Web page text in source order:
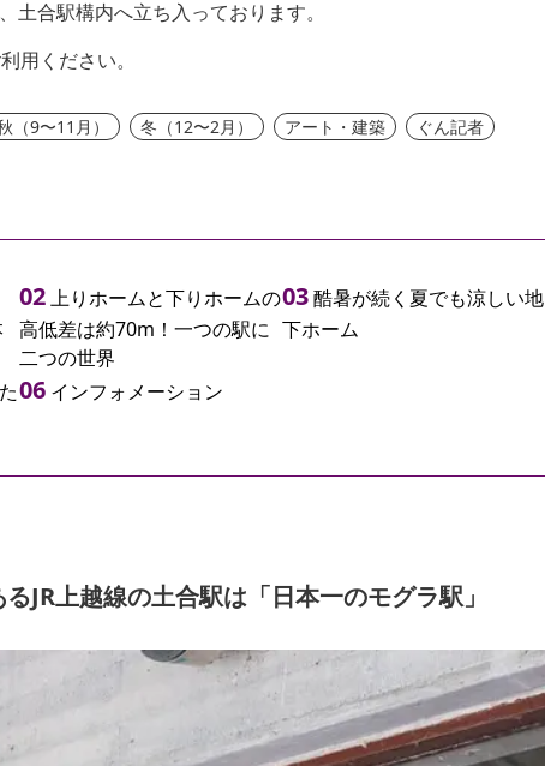
土合駅構内へ立ち入っております。
用ください。
（9〜11月） 冬（12〜2月） アート・建築 ぐん記者
上りホームと下りホームの
高低差は約70m！一つの駅に
二つの世界
酷暑が続く夏でも涼しい地
下ホーム
インフォメーション
JR上越線の土合駅は「日本一のモグラ駅」